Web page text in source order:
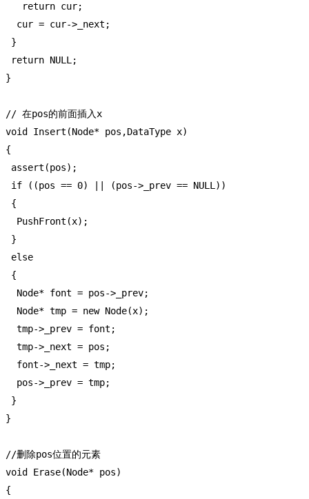
    return cur;
   cur = cur->_next;
  }
  return NULL;
}
// 在pos的前面插入x
void Insert(Node* pos,DataType x)
{
  assert(pos);
  if ((pos == 0) || (pos->_prev == NULL))
  {
   PushFront(x);
  }
  else
  {
   Node* font = pos->_prev;
   Node* tmp = new Node(x);
   tmp->_prev = font;
   tmp->_next = pos;
   font->_next = tmp;
   pos->_prev = tmp;
  }
}
//删除pos位置的元素
void Erase(Node* pos)
{